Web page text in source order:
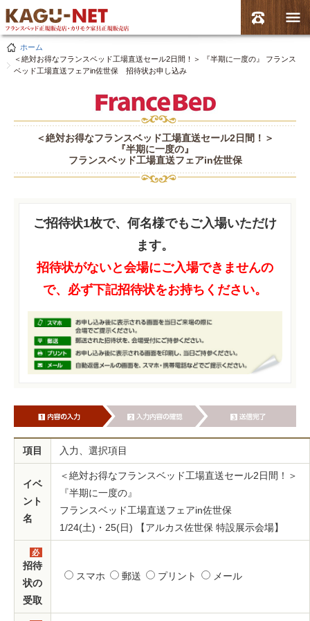
ホーム
＜絶対お得なフランスベッド工場直送セール2日間！＞ 『半期に一度の』 フランス
ベッド工場直送フェアin佐世保 招待状お申し込み
＜絶対お得なフランスベッド工場直送セール2日間！＞
『半期に一度の』
フランスベッド工場直送フェアin佐世保
ご招待状1枚で、何名様でもご入場いただけ
ます。
招待状がないと会場にご入場できませんの
で、必ず下記招待状をお持ちください。
項目 入力、選択項目
イベ
ント
名
＜絶対お得なフランスベッド工場直送セール2日間！＞
『半期に一度の』
フランスベッド工場直送フェアin佐世保
1/24(土)・25(日) 【アルカス佐世保 特設展示会場】
必
須
招待
状の
受取
スマホ 郵送 プリント メール